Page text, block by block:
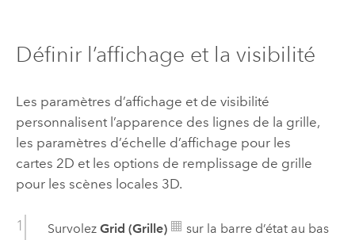
Définir l’affichage et la visibilité
Les paramètres d’affichage et de visibilité
personnalisent l’apparence des lignes de la grille,
les paramètres d’échelle d’affichage pour les
cartes 2D et les options de remplissage de grille
pour les scènes locales 3D.
Survolez Grid (Grille)
sur la barre d’état au bas